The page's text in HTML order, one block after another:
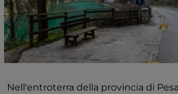
chiederà un po' più di energia. È
movimento e pausa a rendere il
un luogo da vivere con il giusto ritmo.
Nell'entroterra della provincia di